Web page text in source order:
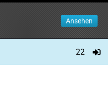
Ansehen
22